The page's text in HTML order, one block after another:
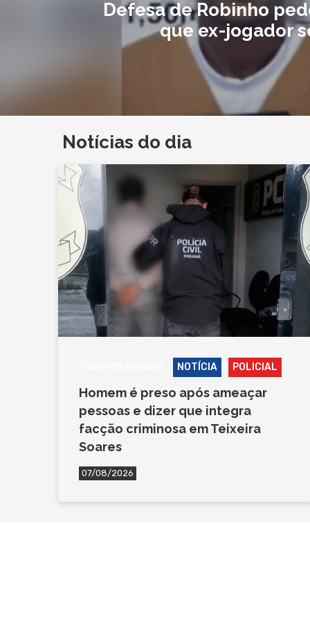
Defesa de Robinho
que ex-jogador
Notícias do dia
NOTÍCIA POLICIAL
Homem é preso após ameaçar
pessoas e dizer que integra
facção criminosa em Teixeira
Soares
07/08/2026